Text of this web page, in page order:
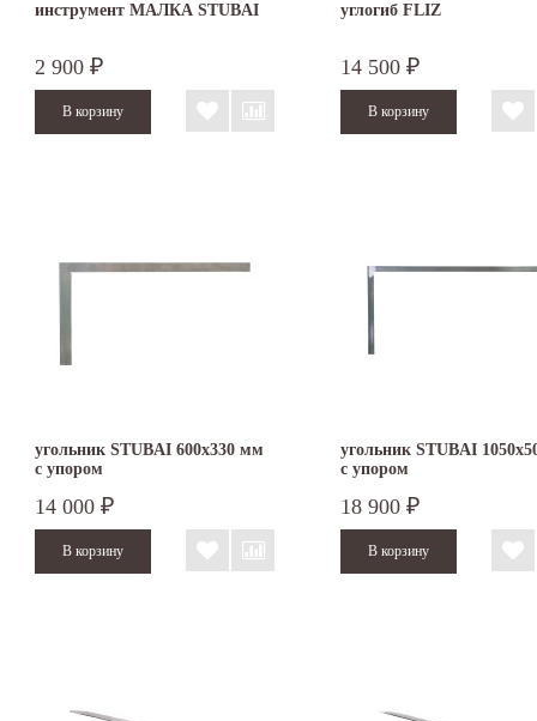
инструмент МАЛКА STUBAI
2 900 ₽
углогиб FLIZ
14 500 ₽
угольник STUBAI 600х330 мм
с упором
14 000 ₽
угольник STUBAI
с упором
18 900 ₽